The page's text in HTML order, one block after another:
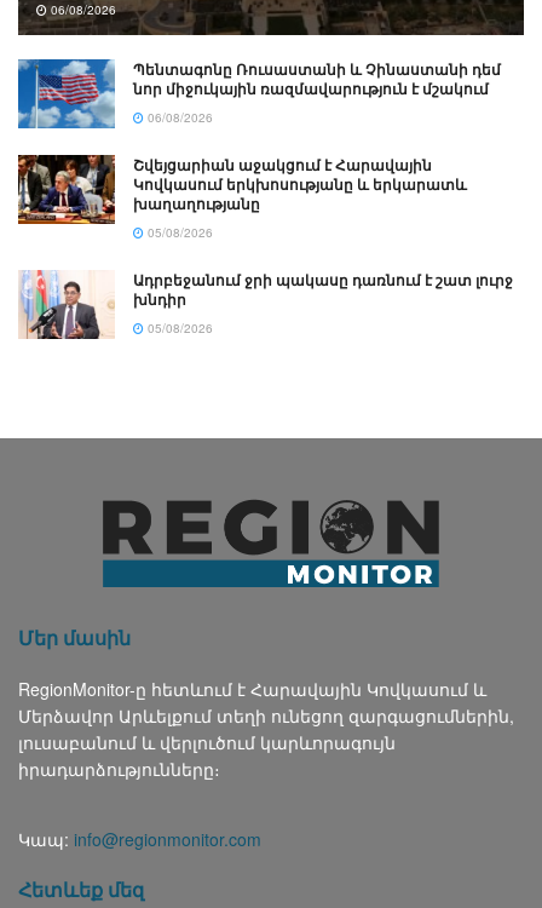
06/08/2026
Պենտագոնը Ռուսաստանի և Չինաստանի դեմ
նոր միջուկային ռազմավարություն է մշակում
06/08/2026
Շվեյցարիան աջակցում է Հարավային
Կովկասում երկխոսությանը և երկարատև
խաղաղությանը
05/08/2026
Ադրբեջանում ջրի պակասը դառնում է շատ լուրջ
խնդիր
05/08/2026
Մեր մասին
RegionMonitor-ը հետևում է Հարավային Կովկասում և
Մերձավոր Արևելքում տեղի ունեցող զարգացումներին,
լուսաբանում և վերլուծում կարևորագույն
իրադարձությունները։
Կապ: info@regionmonitor.com
Հետևեք մեզ